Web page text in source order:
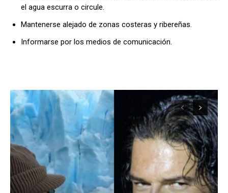
el agua escurra o circule.
Mantenerse alejado de zonas costeras y ribereñas.
Informarse por los medios de comunicación.